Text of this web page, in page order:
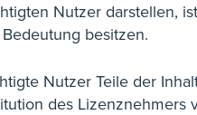
Nutzer darstellen,
besitzen.
Nutzer Teile der
des Lizenznehmers